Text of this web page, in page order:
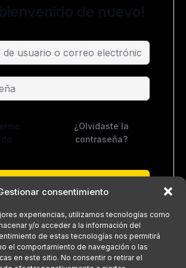
consentimiento
experiencias, utilizamos tecnologías como
y/o acceder a la información del
de estas tecnologías nos permitirá
el comportamiento de navegación o las
en este sitio. No consentir o retirar el
de nuevo!
¿Olvidaste la
contraseña?
una cuenta?Regístrate ahora